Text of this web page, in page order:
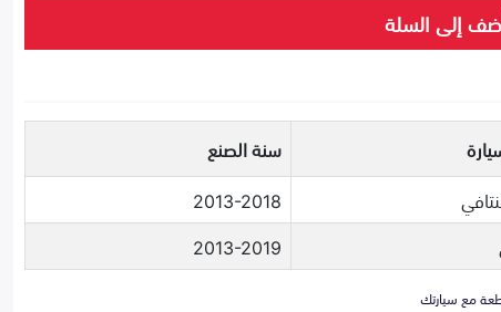
إلى السلة
سنة الصنع
2013-2018
2013-2019